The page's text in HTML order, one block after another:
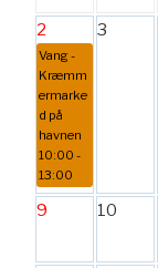
2
Vang -
Kræmm
ermarke
d på
havnen
10:00 -
13:00
3
9 10